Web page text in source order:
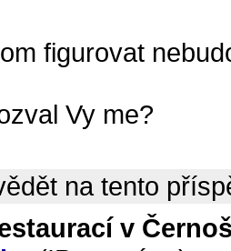
figurovat
Vy me?
na tento
v